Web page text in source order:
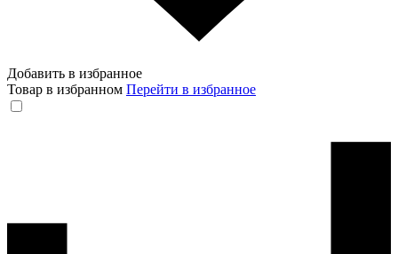
Добавить в избранное
Товар в избранном Перейти в избранное